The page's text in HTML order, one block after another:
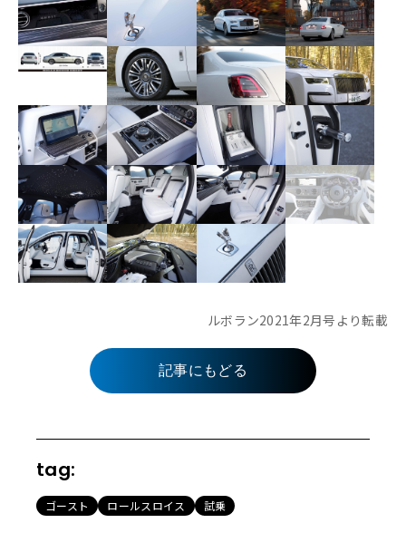
ルボラン2021年2月号より転載
記事にもどる
tag:
ゴースト ロールスロイス 試乗